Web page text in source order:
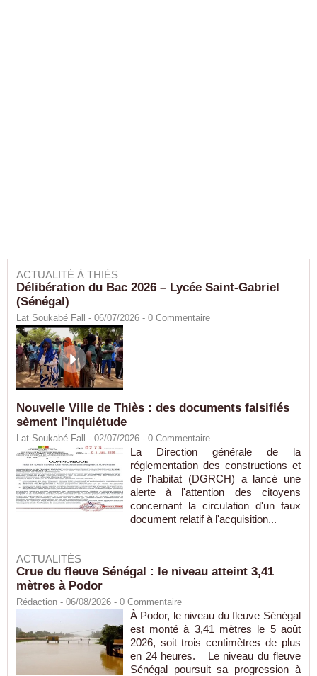
ACTUALITÉ À THIÈS
Délibération du Bac 2026 – Lycée Saint-Gabriel
(Sénégal)
Lat Soukabé Fall - 06/07/2026 - 0 Commentaire
Nouvelle Ville de Thiès : des documents falsifiés
sèment l'inquiétude
Lat Soukabé Fall - 02/07/2026 - 0 Commentaire
La Direction générale de la
réglementation des constructions et
de l'habitat (DGRCH) a lancé une
alerte à l'attention des citoyens
concernant la circulation d'un faux
document relatif à l'acquisition...
ACTUALITÉS
Crue du fleuve Sénégal : le niveau atteint 3,41
mètres à Podor
Rédaction - 06/08/2026 - 0 Commentaire
À Podor, le niveau du fleuve Sénégal
est monté à 3,41 mètres le 5 août
2026, soit trois centimètres de plus
en 24 heures. Le niveau du fleuve
Sénégal poursuit sa progression à